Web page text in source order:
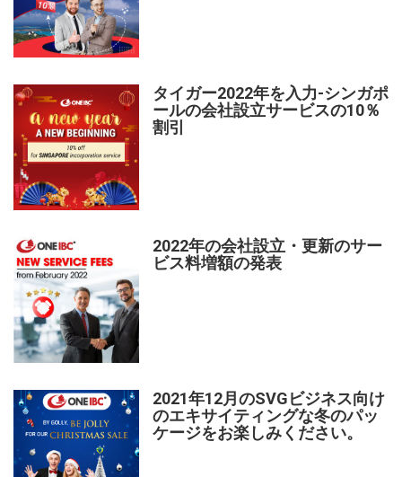
タイガー2022年を入力-シンガポ
ールの会社設立サービスの10％
割引
2022年の会社設立・更新のサー
ビス料増額の発表
2021年12月のSVGビジネス向け
のエキサイティングな冬のパッ
ケージをお楽しみください。